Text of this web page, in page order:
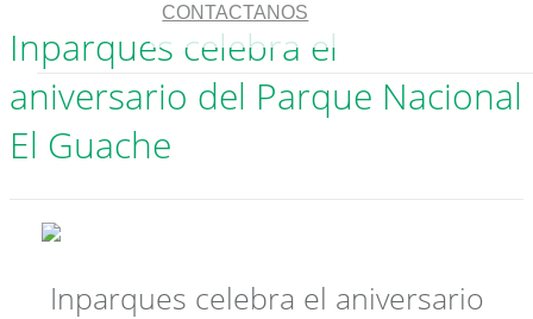
CONTACTANOS
Inparques celebra el
aniversario del Parque Nacional
El Guache
Inparques celebra el aniversario